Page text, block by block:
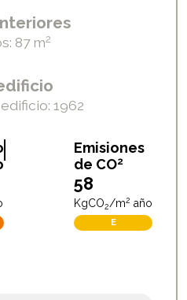
87 m2
1962
Emisiones
de CO2
58
KgCO2/m2 año
E